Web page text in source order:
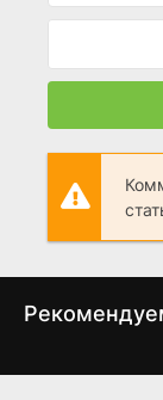
Как Джек